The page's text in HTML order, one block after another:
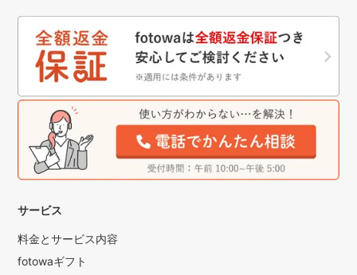
サービス
料金とサービス内容
fotowaギフト